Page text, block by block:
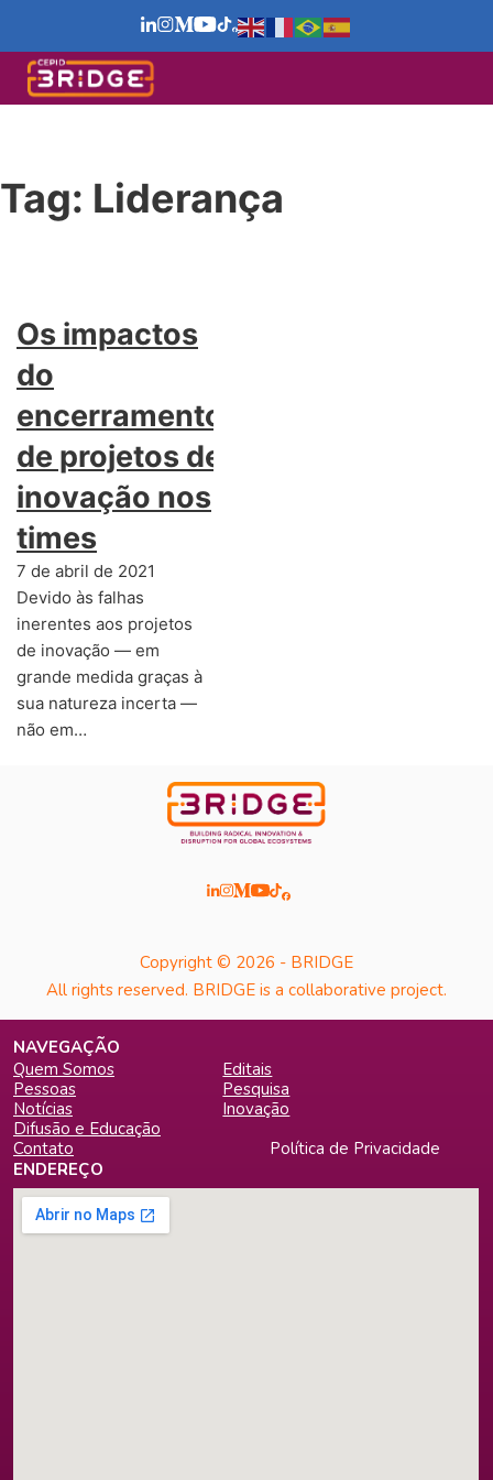
Tag: Liderança
Os impactos
do
encerramento
de projetos de
inovação nos
times
7 de abril de 2021
Devido às falhas
inerentes aos projetos
de inovação — em
grande medida graças à
sua natureza incerta —
não em…
Copyright © 2026 - BRIDGE
All rights reserved. BRIDGE is a collaborative project.
ENDEREÇO
NAVEGAÇÃO
Quem Somos
Editais
Pessoas
Pesquisa
Notícias
Inovação
Difusão e Educação
Contato
Política de Privacidade